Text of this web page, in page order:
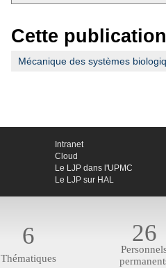
Cette
Mécanique des systèmes
Intranet
Cloud
Le LJP dans l'UPMC
Le LJP sur HAL
6
Thématiques
26